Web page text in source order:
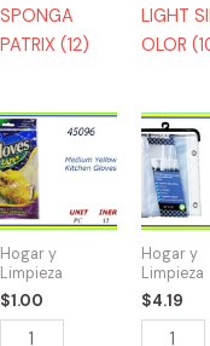
SPONGA
PATRIX (12)
LIGHT
OLOR
Hogar y
Limpieza
$1.00
45096
-
GUANTE
DE
COCINA
MEDIUM
quantity
Hogar y
Limpieza
$4.19
48177
-
CORTINA
DE
BAÑO
CLEAR
quantity